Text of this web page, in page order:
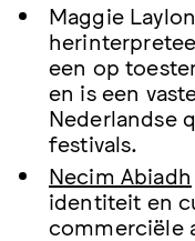
Maggie
een op
en is een
Nederlandse
festivals.
Necim Abiadh
identiteit en
commerciële